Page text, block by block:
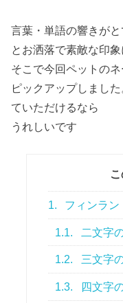
言葉・単語の響き が
とお洒落で素敵な印
そこで今回ペットの
ピックアップしまし
ていただけるなら
うれしいです
1. フィンラン
1.1. 二文字
1.2. 三文字
1.3. 四文字